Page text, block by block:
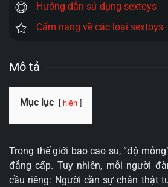
Hướng dẫn sử dụng sextoys
Cẩm nang về các loại sextoys
Mô tả
Mục lục hiện
Trong thế giới bao cao su, “độ
đẳng cấp. Tuy nhiên, mỗi người
cầu riêng: Người cần sự chân thật